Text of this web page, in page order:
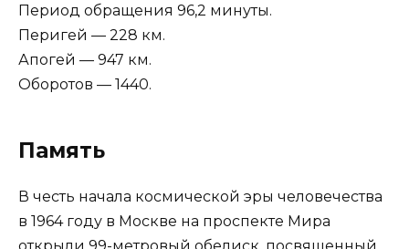
Период обращения 96,2 минуты.
Перигей — 228 км.
Апогей — 947 км.
Оборотов — 1440.
Память
В честь начала космической эры человечества
в 1964 году в Москве на проспекте Мира
открыли 99-метровый обелиск, посвященный